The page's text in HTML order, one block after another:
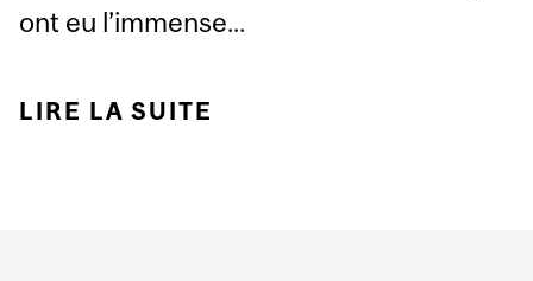
ont eu l’immense...
LIRE LA SUITE